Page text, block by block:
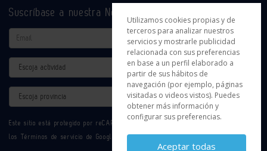
Suscríbase a nuestra Newsletter
Email
Actividad
Provincia
Este sitio está protegido por reCAPTCHA y se aplican la
los Términos de servicio de Google.
Utilizamos cookies propias y de
terceros para analizar nuestros
servicios y mostrarle publicidad
relacionada con sus preferencias
en base a un perfil elaborado a
partir de sus hábitos de
navegación (por ejemplo, páginas
visitadas o videos vistos). Puedes
obtener más información y
configurar sus preferencias.
Aceptar todas